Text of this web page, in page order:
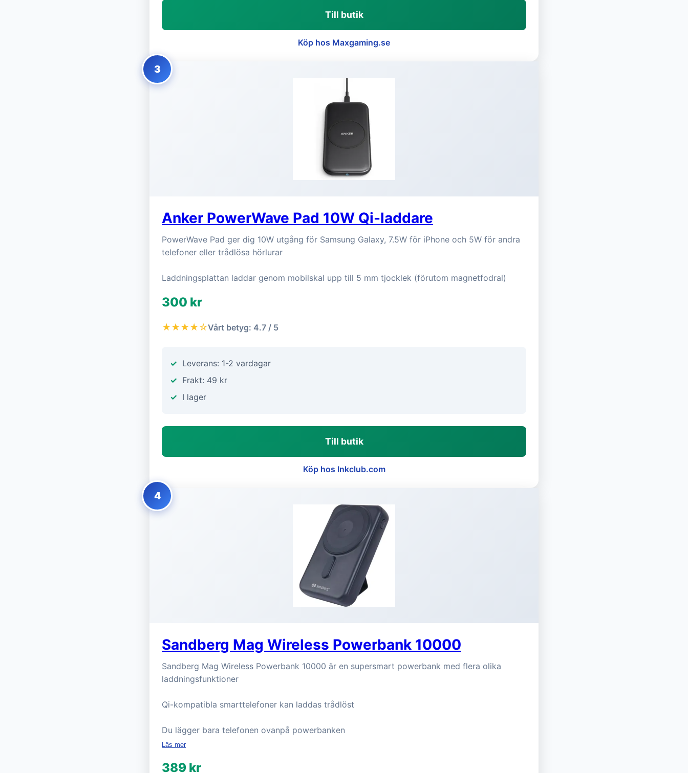
Till butik
Köp hos Maxgaming.se
3
Anker PowerWave Pad 10W Qi-laddare
PowerWave Pad ger dig 10W utgång för Samsung Galaxy, 7.5W för iPhone och 5W för andra
telefoner eller trådlösa hörlurar
Laddningsplattan laddar genom mobilskal upp till 5 mm tjocklek (förutom magnetfodral)
300 kr
★★★★☆Vårt betyg: 4.7 / 5
Leverans: 1-2 vardagar
Frakt: 49 kr
I lager
Till butik
Köp hos Inkclub.com
4
Sandberg Mag Wireless Powerbank 10000
Sandberg Mag Wireless Powerbank 10000 är en supersmart powerbank med flera olika
laddningsfunktioner
Qi-kompatibla smarttelefoner kan laddas trådlöst
Du lägger bara telefonen ovanpå powerbanken
Läs mer
389 kr